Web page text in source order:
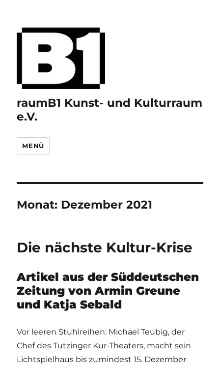
raumB1 Kunst- und Kulturraum
e.V.
MENÜ
Monat: Dezember 2021
Die nächste Kultur-Krise
Artikel aus der Süddeutschen
Zeitung von Armin Greune
und Katja Sebald
Vor leeren Stuhlreihen: Michael Teubig, der
Chef des Tutzinger Kur-Theaters, macht sein
Lichtspielhaus bis zumindest 15. Dezember